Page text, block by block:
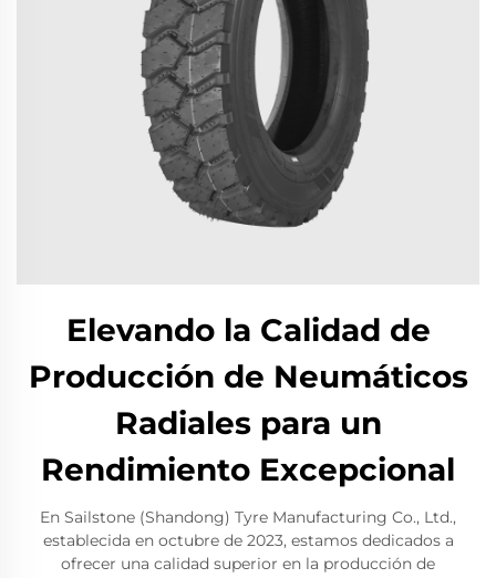
Elevando la Calidad de
Producción de Neumáticos
Radiales para un
Rendimiento Excepcional
En Sailstone (Shandong) Tyre Manufacturing Co., Ltd.,
establecida en octubre de 2023, estamos dedicados a
ofrecer una calidad superior en la producción de